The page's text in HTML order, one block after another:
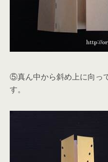
⑤真ん中から斜め上に向っ
す。